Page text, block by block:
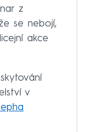
z
se nebojí,
akce
v